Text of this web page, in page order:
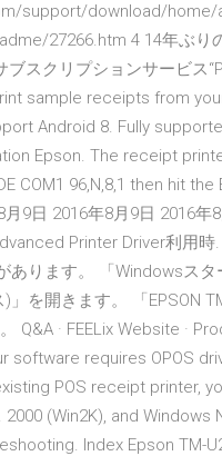
support/download/home/
27266.htm 4 14年ぶり
スクリプションサービス
sample receipts from
Android 8. Fully
Epson. The receipt
COM1 96,N,8,1 then hit the
9日 2016年8月9日 2016
Printer Driver利用
あります。 「Windowsス
を開きます。 「EPSON
Q&A · FEELix Website ·
software requires OPOS
POS receipt printer,
(Win2K), and
Index Epson TM-